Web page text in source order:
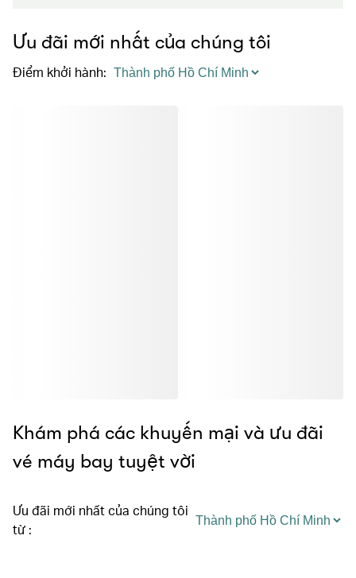
Ưu đãi mới nhất của chúng tôi
Điểm khởi hành:
Khám phá các khuyến mại và ưu đãi
vé máy bay tuyệt vời
Ưu đãi mới nhất của chúng tôi
từ :